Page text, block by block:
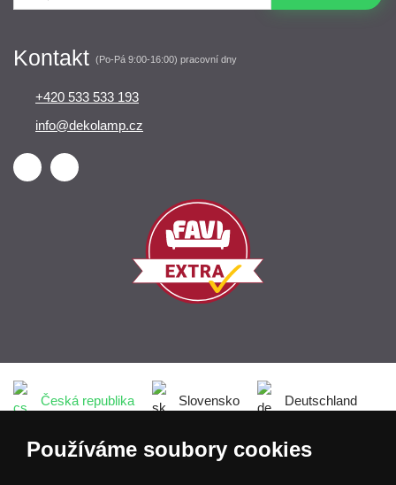
Kontakt (Po-Pá 9:00-16:00) pracovní dny
+420 533 533 193
info@dekolamp.cz
Česká republika Slovensko Deutschland
Magyarország Österreich België
Používáme soubory cookies